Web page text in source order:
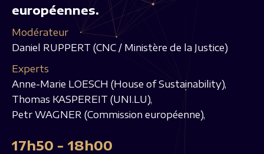
européennes.
Modérateur
Daniel RUPPERT (CNC / Ministère de la Justice)
Experts
Anne-Marie LOESCH (House of Sustainability),
Thomas KASPEREIT (UNI.LU),
Petr WAGNER (Commission européenne),
17h50 - 18h00